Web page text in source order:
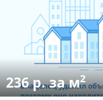
236 р. за м2